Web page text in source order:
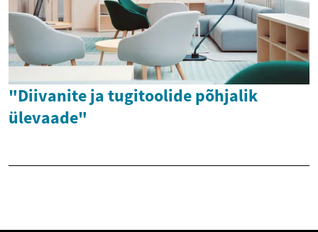
"Diivanite ja tugitoolide põhjalik
ülevaade"